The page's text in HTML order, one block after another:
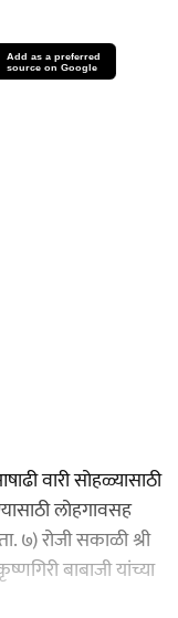
Add as a preferred
source on Google
वारी सोहळ्यासाठी
लोहगावसह
७) रोजी सकाळी श्री
बाबाजी यांच्या